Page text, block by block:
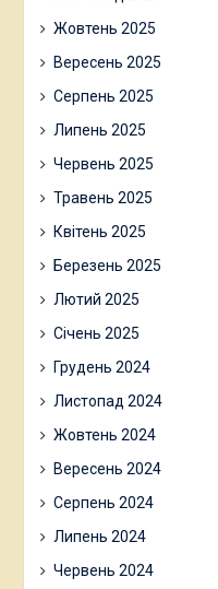
Жовтень 2025
Вересень 2025
Серпень 2025
Липень 2025
Червень 2025
Травень 2025
Квітень 2025
Березень 2025
Лютий 2025
Січень 2025
Грудень 2024
Листопад 2024
Жовтень 2024
Вересень 2024
Серпень 2024
Липень 2024
Червень 2024